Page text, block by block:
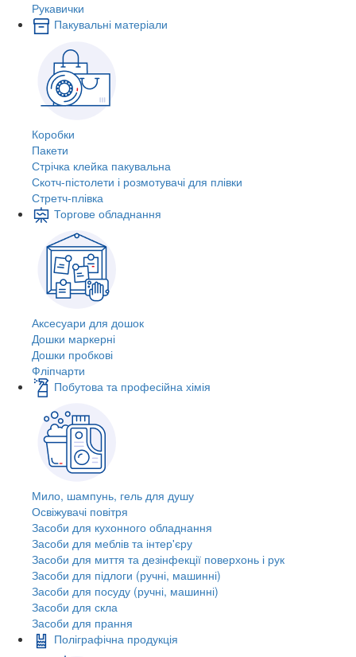
Рукавички
Пакувальні матеріали
Коробки
Пакети
Стрічка клейка пакувальна
Скотч-пістолети і розмотувачі для плівки
Стретч-плівка
Торгове обладнання
Аксесуари для дошок
Дошки маркерні
Дошки пробкові
Фліпчарти
Побутова та професійна хімія
Мило, шампунь, гель для душу
Освіжувачі повітря
Засоби для кухонного обладнання
Засоби для меблів та інтер'єру
Засоби для миття та дезінфекції поверхонь і рук
Засоби для підлоги (ручні, машинні)
Засоби для посуду (ручні, машинні)
Засоби для скла
Засоби для прання
Поліграфічна продукція